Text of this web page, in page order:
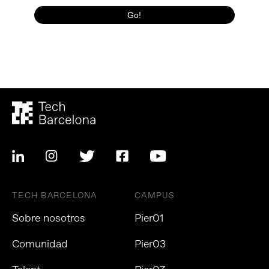
TECH BARCELONA
Sobre nosotros
Comunidad
CAMPUS
Pier01
Pier03